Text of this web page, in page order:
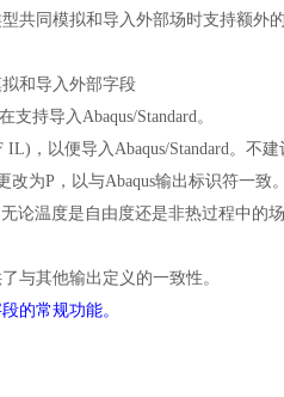
共同模拟和导入外部场时支持额外
和导入外部字段
支持导入Abaqus/Standard。
IL)，以便导入Abaqus/Standard。不
改为P，以与Abaqus输出标识符一致
论温度是自由度还是非热过程中的
与其他输出定义的一致性。
的常规功能。